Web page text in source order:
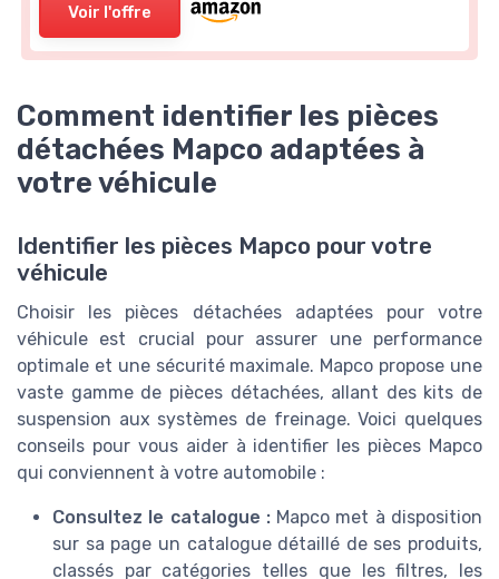
Voir l'offre
Comment identifier les pièces
détachées Mapco adaptées à
votre véhicule
Identifier les pièces Mapco pour votre
véhicule
Choisir les pièces détachées adaptées pour votre
véhicule est crucial pour assurer une performance
optimale et une sécurité maximale. Mapco propose une
vaste gamme de pièces détachées, allant des kits de
suspension aux systèmes de freinage. Voici quelques
conseils pour vous aider à identifier les pièces Mapco
qui conviennent à votre automobile :
Consultez le catalogue : Mapco met à disposition
sur sa page un catalogue détaillé de ses produits,
classés par catégories telles que les filtres, les